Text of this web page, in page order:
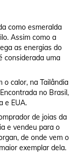
como esmeralda
Assim como a
as energias do
considerada uma
o calor, na Tailândia
no Brasil,
e EUA.
de joias da
e vendeu para o
de onde vem o
exemplar dela.